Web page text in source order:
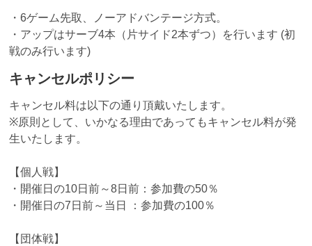
・6ゲーム先取、ノーアドバンテージ方式。
・アップはサーブ4本（片サイド2本ずつ）を行います (初
戦のみ行います)
キャンセルポリシー
キャンセル料は以下の通り頂戴いたします。
※原則として、いかなる理由であってもキャンセル料が発
生いたします。
【個人戦】
・開催日の10日前～8日前：参加費の50％
・開催日の7日前～当日 ：参加費の100％
【団体戦】